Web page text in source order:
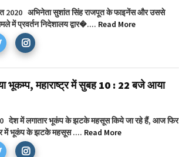
2020 अभिनेता सुशांत सिंह राजपूत के फाइनेंस और उससे
में प्रवर्तन निदेशालय द्वार�.... Read More
महाराष्ट्र में सुबह 10 : 22 बजे आया
देश में लगातार भूकंप के झटके महसूस किये जा रहे हैं, आज फिर
में भूकंप के झटके महसूस .... Read More